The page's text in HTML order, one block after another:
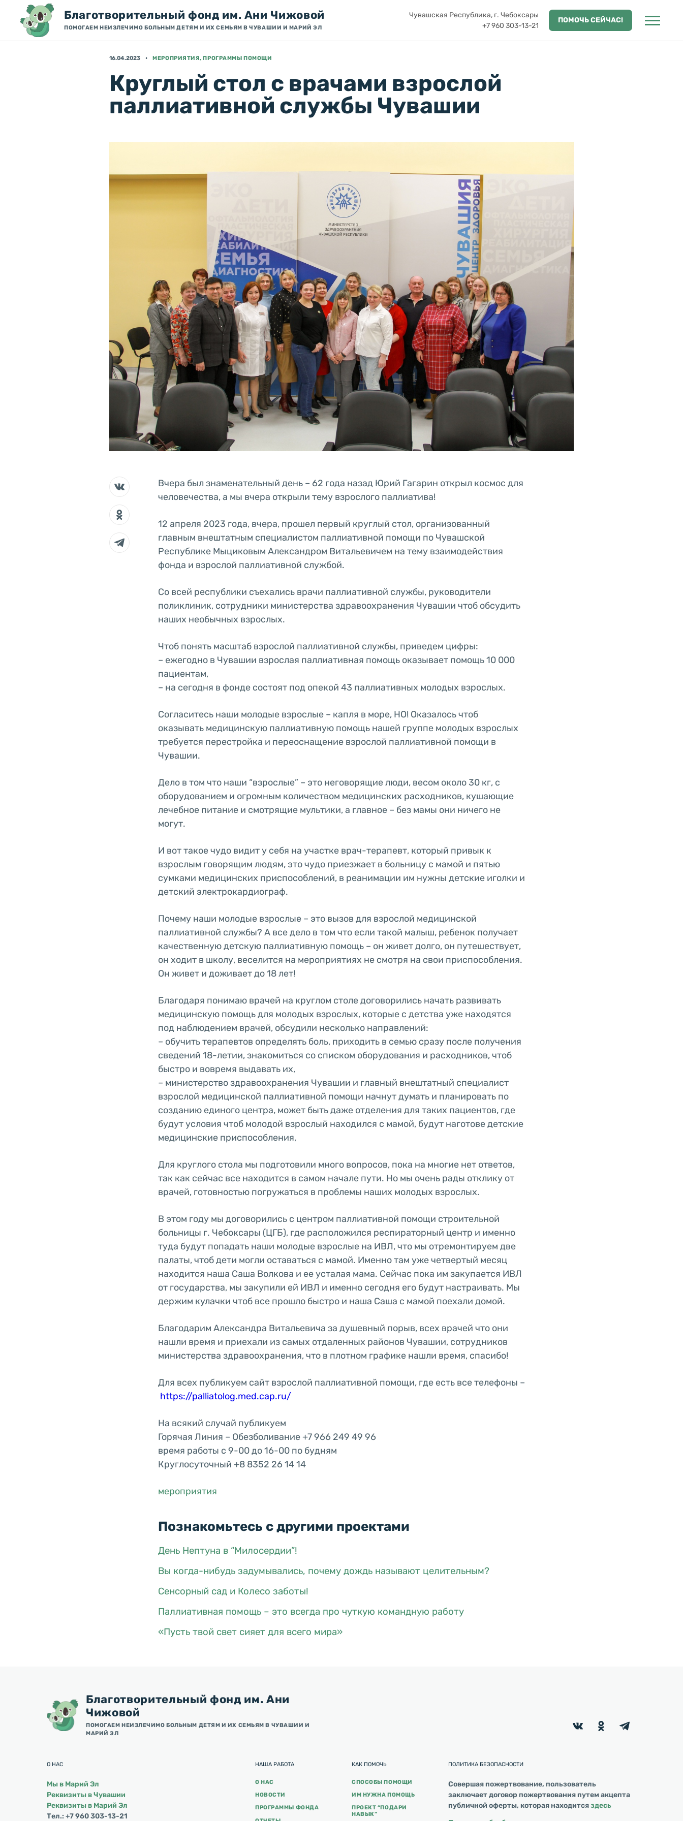
Благотворительный фонд им. Ани Чижовой
ПОМОГАЕМ НЕИЗЛЕЧИМО БОЛЬНЫМ ДЕТЯМ И ИХ СЕМЬЯМ В ЧУВАШИИ И МАРИЙ ЭЛ
Чувашская Республика, г. Чебоксары
+7 960 303-13-21
ПОМОЧЬ СЕЙЧАС!
16.04.2023 МЕРОПРИЯТИЯ, ПРОГРАММЫ ПОМОЩИ
Круглый стол с врачами взрослой
паллиативной службы Чувашии
Вчера был знаменательный день – 62 года назад Юрий Гагарин открыл космос для
человечества, а мы вчера открыли тему взрослого паллиатива!
12 апреля 2023 года, вчера, прошел первый круглый стол, организованный
главным внештатным специалистом паллиативной помощи по Чувашской
Республике Мыциковым Александром Витальевичем на тему взаимодействия
фонда и взрослой паллиативной службой.
Со всей республики съехались врачи паллиативной службы, руководители
поликлиник, сотрудники министерства здравоохранения Чувашии чтоб обсудить
наших необычных взрослых.
Чтоб понять масштаб взрослой паллиативной службы, приведем цифры:
– ежегодно в Чувашии взрослая паллиативная помощь оказывает помощь 10 000
пациентам,
– на сегодня в фонде состоят под опекой 43 паллиативных молодых взрослых.
Согласитесь наши молодые взрослые – капля в море, НО! Оказалось чтоб
оказывать медицинскую паллиативную помощь нашей группе молодых взрослых
требуется перестройка и переоснащение взрослой паллиативной помощи в
Чувашии.
Дело в том что наши “взрослые” – это неговорящие люди, весом около 30 кг, с
оборудованием и огромным количеством медицинских расходников, кушающие
лечебное питание и смотрящие мультики, а главное – без мамы они ничего не
могут.
И вот такое чудо видит у себя на участке врач-терапевт, который привык к
взрослым говорящим людям, это чудо приезжает в больницу с мамой и пятью
сумками медицинских приспособлений, в реанимации им нужны детские иголки и
детский электрокардиограф.
Почему наши молодые взрослые – это вызов для взрослой медицинской
паллиативной службы? А все дело в том что если такой малыш, ребенок получает
качественную детскую паллиативную помощь – он живет долго, он путешествует,
он ходит в школу, веселится на мероприятиях не смотря на свои приспособления.
Он живет и доживает до 18 лет!
Благодаря понимаю врачей на круглом столе договорились начать развивать
медицинскую помощь для молодых взрослых, которые с детства уже находятся
под наблюдением врачей, обсудили несколько направлений:
– обучить терапевтов определять боль, приходить в семью сразу после получения
сведений 18-летии, знакомиться со списком оборудования и расходников, чтоб
быстро и вовремя выдавать их,
– министерство здравоохранения Чувашии и главный внештатный специалист
взрослой медицинской паллиативной помощи начнут думать и планировать по
созданию единого центра, может быть даже отделения для таких пациентов, где
будут условия чтоб молодой взрослый находился с мамой, будут наготове детские
медицинские приспособления,
Для круглого стола мы подготовили много вопросов, пока на многие нет ответов,
так как сейчас все находится в самом начале пути. Но мы очень рады отклику от
врачей, готовностью погружаться в проблемы наших молодых взрослых.
В этом году мы договорились с центром паллиативной помощи строительной
больницы г. Чебоксары (ЦГБ), где расположился респираторный центр и именно
туда будут попадать наши молодые взрослые на ИВЛ, что мы отремонтируем две
палаты, чтоб дети могли оставаться с мамой. Именно там уже четвертый месяц
находится наша Саша Волкова и ее усталая мама. Сейчас пока им закупается ИВЛ
от государства, мы закупили ей ИВЛ и именно сегодня его будут настраивать. Мы
держим кулачки чтоб все прошло быстро и наша Саша с мамой поехали домой.
Благодарим Александра Витальевича за душевный порыв, всех врачей что они
нашли время и приехали из самых отдаленных районов Чувашии, сотрудников
министерства здравоохранения, что в плотном графике нашли время, спасибо!
Для всех публикуем сайт взрослой паллиативной помощи, где есть все телефоны –
https://palliatolog.med.cap.ru/
На всякий случай публикуем
Горячая Линия – Обезболивание +7 966 249 49 96
время работы с 9-00 до 16-00 по будням
Круглосуточный +8 8352 26 14 14
мероприятия
Познакомьтесь с другими проектами
День Нептуна в “Милосердии”!
Вы когда-нибудь задумывались, почему дождь называют целительным?
Сенсорный сад и Колесо заботы!
Паллиативная помощь – это всегда про чуткую командную работу
«Пусть твой свет сияет для всего мира»
Благотворительный фонд им. Ани
Чижовой
ПОМОГАЕМ НЕИЗЛЕЧИМО БОЛЬНЫМ ДЕТЯМ И ИХ СЕМЬЯМ В ЧУВАШИИ И
МАРИЙ ЭЛ
О НАС
Мы в Марий Эл
Реквизиты в Чувашии
Реквизиты в Марий Эл
Тел.: +7 960 303-13-21
НАША РАБОТА
О НАС
НОВОСТИ
ПРОГРАММЫ ФОНДА
КАК ПОМОЧЬ
СПОСОБЫ ПОМОЩИ
ИМ НУЖНА ПОМОЩЬ
ПРОЕКТ “ПОДАРИ
НАВЫК”
ПОЛИТИКА БЕЗОПАСНОСТИ
Совершая пожертвование, пользователь
заключает договор пожертвования путем акцепта
публичной оферты, которая находитсяздесь